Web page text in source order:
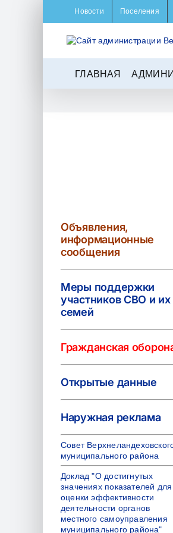
Новости Поселения
ГЛАВНАЯ
Объявления,
информационные
сообщения
Меры поддержки
участников СВО и их
семей
Гражданская
Открытые данные
Наружная реклама
Совет
муниципального района
Доклад "О достигнутых
значениях показателей для
оценки эффективности
деятельности органов
местного самоуправления
муниципального района"